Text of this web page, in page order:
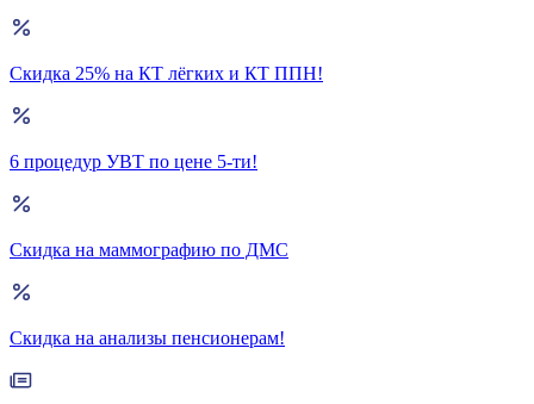
Скидка 25% на КТ лёгких и КТ ППН!
6 процедур УВТ по цене 5-ти!
Скидка на маммографию по ДМС
Скидка на анализы пенсионерам!